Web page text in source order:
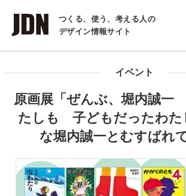
つくる、使う、考える人の
デザイン情報サイト
INTERVIEW
インタビュー
COLUMN
コラム
イベント
原画展「ぜんぶ、堀内誠一
たしも 子どもだったわ
な堀内誠一とむすばれ